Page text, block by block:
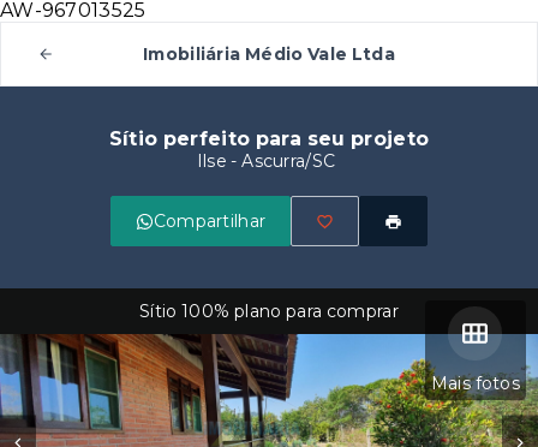
AW-967013525
Imobiliária Médio Vale Ltda
Sítio perfeito para seu projeto
Ilse - Ascurra/SC
Compartilhar
Mais fotos
Sítio 100% plano para comprar